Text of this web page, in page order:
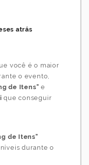
atrás
você é o maior
o evento,
de Itens" e
que conseguir
de Itens"
durante o